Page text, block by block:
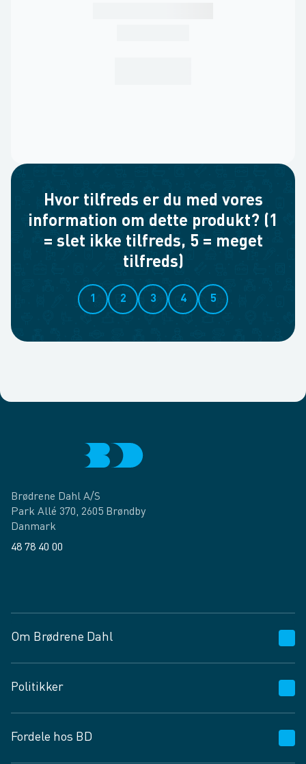
Hvor tilfreds er du med vores
information om dette produkt? (1
= slet ikke tilfreds, 5 = meget
tilfreds)
1 2 3 4 5
Brødrene Dahl A/S
Park Allé 370, 2605 Brøndby
Danmark
48 78 40 00
Om Brødrene Dahl
Vagttelefon 30 10 89 89
Spørgsmål og svar
Job og karriere
Politikker
Privatlivspolitik
Fordele hos BD